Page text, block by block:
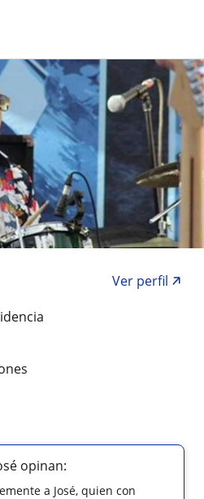
Ver perfil
opinan:
a José, quien con